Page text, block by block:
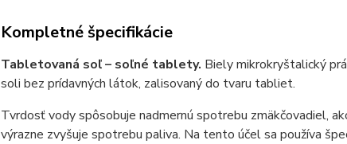
Kompletné špecifikácie
Tabletovaná soľ – soľné tablety. Biely mikrokryštalický
soli bez prídavných látok, zalisovaný do tvaru tabliet.
Tvrdosť vody spôsobuje nadmernú spotrebu zmäkčovadiel,
výrazne zvyšuje spotrebu paliva. Na tento účel sa používa